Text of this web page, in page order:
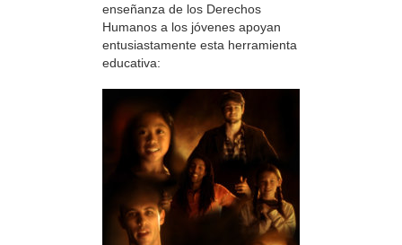
enseñanza de los Derechos
Humanos a los jóvenes apoyan
entusiastamente esta herramienta
educativa: